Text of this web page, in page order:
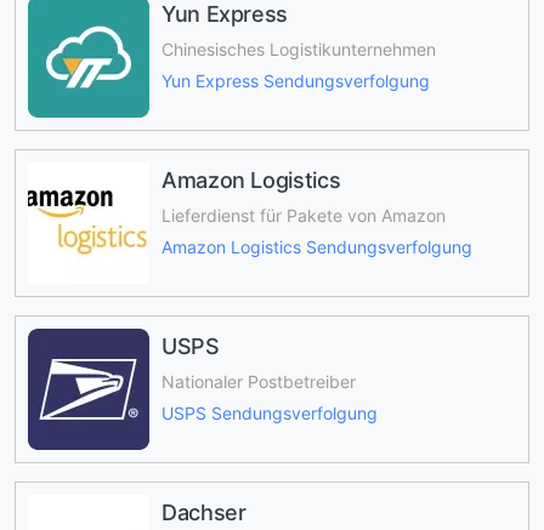
Yun Express
Chinesisches Logistikunternehmen
Yun Express Sendungsverfolgung
Amazon Logistics
Lieferdienst für Pakete von Amazon
Amazon Logistics Sendungsverfolgung
USPS
Nationaler Postbetreiber
USPS Sendungsverfolgung
Dachser